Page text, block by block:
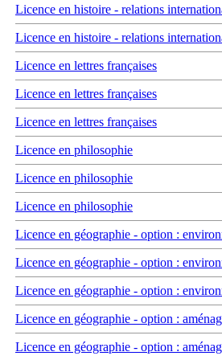
Licence en histoire - relations
Licence en histoire - relations
Licence en lettres françaises
Licence en lettres françaises
Licence en lettres françaises
Licence en philosophie
Licence en philosophie
Licence en philosophie
Licence en géographie - option :
Licence en géographie - option :
Licence en géographie - option :
Licence en géographie - option :
Licence en géographie - option :